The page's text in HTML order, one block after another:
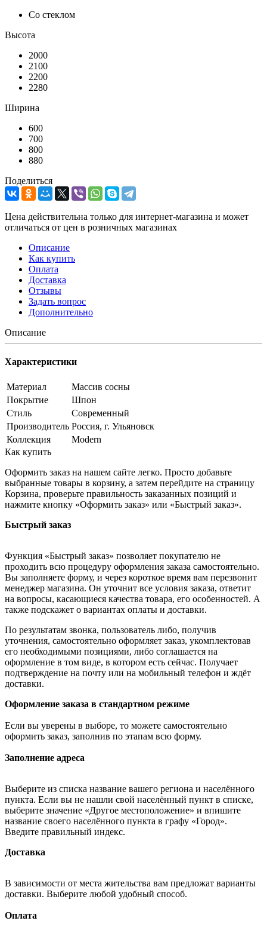
Со стеклом
Высота
2000
2100
2200
2280
Ширина
600
700
800
880
Поделиться
Цена действительна только для интернет-магазина и может
отличаться от цен в розничных магазинах
Описание
Как купить
Оплата
Доставка
Отзывы
Задать вопрос
Дополнительно
Описание
Характеристики
Материал
Массив сосны
Покрытие
Шпон
Стиль
Современный
Производитель Россия, г. Ульяновск
Коллекция
Modern
Как купить
Оформить заказ на нашем сайте легко. Просто добавьте
выбранные товары в корзину, а затем перейдите на страницу
Корзина, проверьте правильность заказанных позиций и
нажмите кнопку «Оформить заказ» или «Быстрый заказ».
Быстрый заказ
Функция «Быстрый заказ» позволяет покупателю не
проходить всю процедуру оформления заказа самостоятельно.
Вы заполняете форму, и через короткое время вам перезвонит
менеджер магазина. Он уточнит все условия заказа, ответит
на вопросы, касающиеся качества товара, его особенностей. А
также подскажет о вариантах оплаты и доставки.
По результатам звонка, пользователь либо, получив
уточнения, самостоятельно оформляет заказ, укомплектовав
его необходимыми позициями, либо соглашается на
оформление в том виде, в котором есть сейчас. Получает
подтверждение на почту или на мобильный телефон и ждёт
доставки.
Оформление заказа в стандартном режиме
Если вы уверены в выборе, то можете самостоятельно
оформить заказ, заполнив по этапам всю форму.
Заполнение адреса
Выберите из списка название вашего региона и населённого
пункта. Если вы не нашли свой населённый пункт в списке,
выберите значение «Другое местоположение» и впишите
название своего населённого пункта в графу «Город».
Введите правильный индекс.
Доставка
В зависимости от места жительства вам предложат варианты
доставки. Выберите любой удобный способ.
Оплата